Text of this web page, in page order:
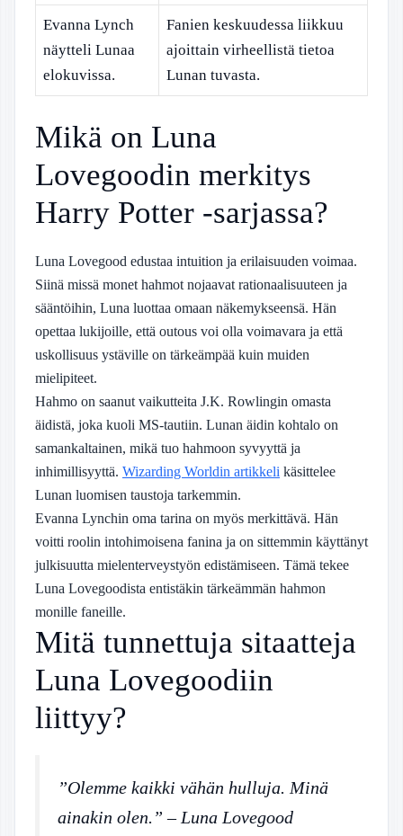
Evanna Lynch
näytteli Lunaa
elokuvissa.
Fanien keskuudessa liikkuu
ajoittain virheellistä tietoa
Lunan tuvasta.
Mikä on Luna
Lovegoodin merkitys
Harry Potter -sarjassa?
Luna Lovegood edustaa intuition ja erilaisuuden voimaa.
Siinä missä monet hahmot nojaavat rationaalisuuteen ja
sääntöihin, Luna luottaa omaan näkemykseensä. Hän
opettaa lukijoille, että outous voi olla voimavara ja että
uskollisuus ystäville on tärkeämpää kuin muiden
mielipiteet.
Hahmo on saanut vaikutteita J.K. Rowlingin omasta
äidistä, joka kuoli MS-tautiin. Lunan äidin kohtalo on
samankaltainen, mikä tuo hahmoon syvyyttä ja
inhimillisyyttä. Wizarding Worldin artikkeli käsittelee
Lunan luomisen taustoja tarkemmin.
Evanna Lynchin oma tarina on myös merkittävä. Hän
voitti roolin intohimoisena fanina ja on sittemmin käyttänyt
julkisuutta mielenterveystyön edistämiseen. Tämä tekee
Luna Lovegoodista entistäkin tärkeämmän hahmon
monille faneille.
Mitä tunnettuja sitaatteja
Luna Lovegoodiin
liittyy?
”Olemme kaikki vähän hulluja. Minä
ainakin olen.” – Luna Lovegood